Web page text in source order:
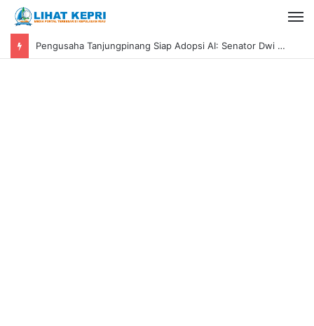
Dyra Group Luncurkan Dyra Terranova, Teguh Girsang Bawa Semangat Anak Muda Bangun Masa Depan Properti Batam